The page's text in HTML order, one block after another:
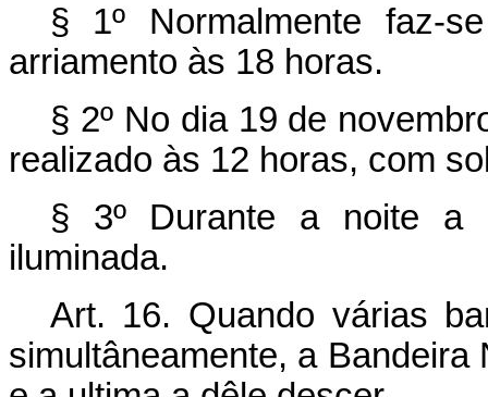
§ 1º Normalmente faz-
arriamento às 18 horas.
§ 2º No dia 19 de
realizado às 12 horas, com
§ 3º Durante a noite a
iluminada.
Art. 16. Quando várias
simultâneamente, a